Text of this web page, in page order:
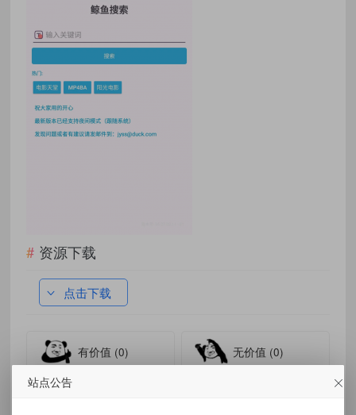
资源下载
点击下载
有价值 (0) 无价值 (0)
标签：
站点公告